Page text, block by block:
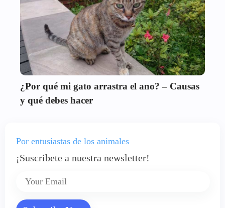
¿Por qué mi gato arrastra el ano? – Causas
y qué debes hacer
Por entusiastas de los animales
¡Suscribete a nuestra newsletter!